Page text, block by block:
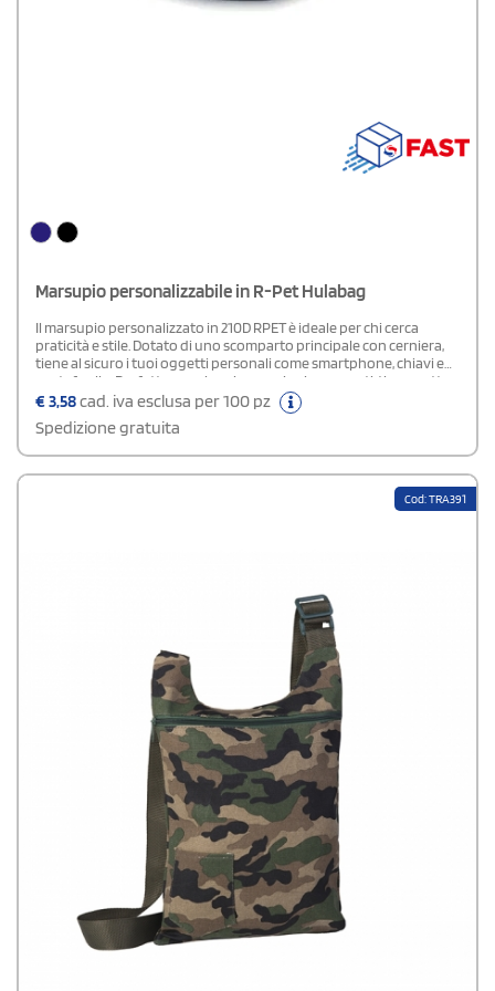
Marsupio personalizzabile in R-Pet Hulabag
Il marsupio personalizzato in 210D RPET è ideale per chi cerca
praticità e stile. Dotato di uno scomparto principale con cerniera,
tiene al sicuro i tuoi oggetti personali come smartphone, chiavi e
portafoglio. Perfetto per viaggi, escursioni o concerti, ti permette
di muoverti liberamente senza l’ingombro di una borsa grande. Il
cinturino regolabile garantisce una vestibilità comoda per tutti.
€3,58cad. iva esclusa per 100 pz
Spedizione gratuita
Cod: TRA391